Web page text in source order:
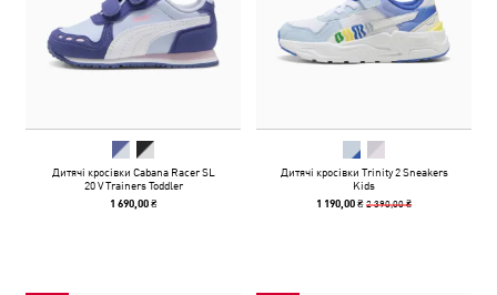
Дитячі кросівки Cabana Racer SL
20 V Trainers Toddler
1 690,00 ₴
Дитячі кросівки Trinity 2 Sneakers
Kids
1 190,00 ₴2 390,00 ₴